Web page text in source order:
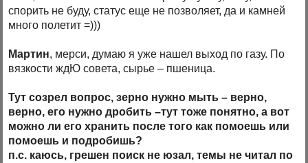
спорить не буду, статус еще не позволяет, да и камней
много полетит =)))
Мартин, мерси, думаю я уже нашел выход по газу. По
вязкости ждЮ совета, сырье – пшеница.
Тут созрел вопрос, зерно нужно мыть – верно,
верно, его нужно дробить –тут тоже понятно, а вот
можно ли его хранить после того как помоешь или
помоешь и подробишь?
п.с. каюсь, грешен поиск не юзал, темы не читал по